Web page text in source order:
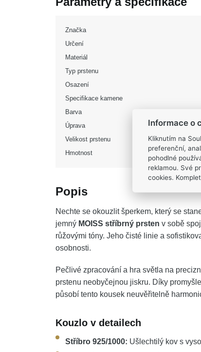
Značka
Určení
Materiál
Typ prstenu
Osazení
Specifikace kamene
Barva
Úprava
Velikost prstenu
Hmotnost
Popis
Nechte se okouzlit šperkem, který se
jemný MOISS stříbrný prsten v sobě
růžovými tóny. Jeho čisté linie a
osobnosti.
Pečlivé zpracování a hra světla na
prstenu neobyčejnou jiskru. Díky
působí tento kousek neuvěřitelně
Kouzlo v detailech
Stříbro 925/1000: Ušlechtilý kov s
Informace o
Kliknutím na
preferenční,
pohodlné
reklamou. Své
cookies.